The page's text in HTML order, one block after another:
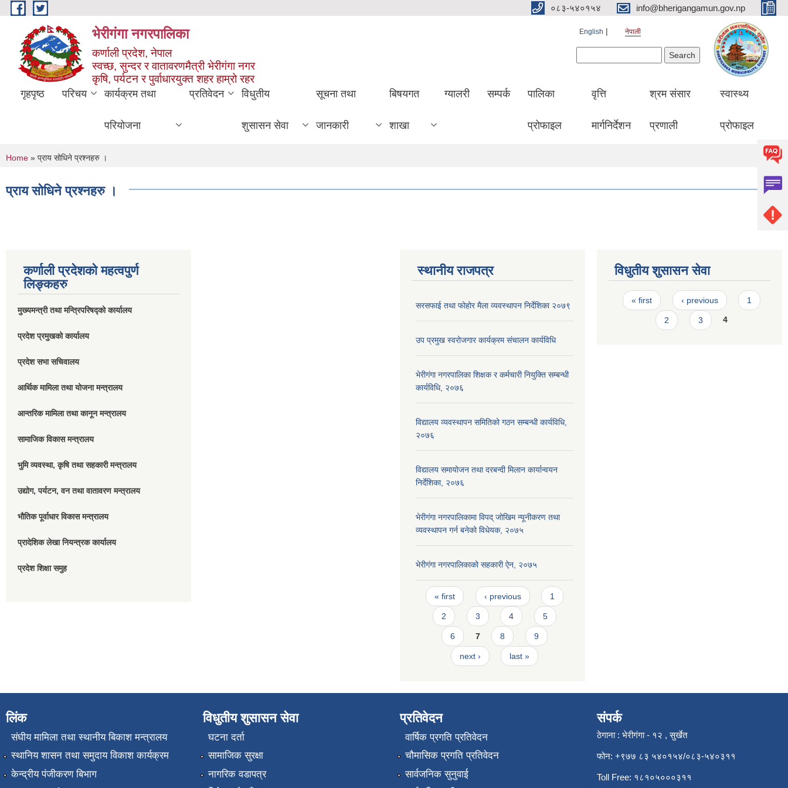
Skip to main content ०८३-५४०१५४ info@bherigangamun.gov.np
भेरीगंगा नगरपालिका
कर्णाली प्रदेश, नेपाल
स्वच्छ, सुन्दर र वातावरणमैत्री भेरीगंगा नगर
कृषि, पर्यटन र पुर्वाधारयुक्त शहर हाम्रो रहर
English नेपाली
गृहपृष्ठ परिचय कार्यक्रम तथा
परियोजना
प्रतिवेदन विधुतीय
शुसासन सेवा
सूचना तथा
जानकारी
बिषयगत
शाखा
ग्यालरी सम्पर्क पालिका
प्रोफाइल
वृत्ति
मार्गनिर्देशन
श्रम संसार
प्रणाली
स्वास्थ्य
प्रोफाइल
You are here
Home » प्राय सोधिने प्रश्नहरु ।
प्राय सोधिने प्रश्नहरु ।
कर्णाली प्रदेशको महत्वपुर्ण
लिङ्कहरु
मुख्यमन्त्री तथा मन्त्रिपरिषद्को कार्यालय
प्रदेश प्रमुखको कार्यालय
प्रदेश सभा सचिवालय
आर्थिक मामिला तथा योजना मन्त्रालय
आन्तरिक मामिला तथा कानून मन्त्रालय
सामाजिक विकास मन्त्रालय
भुमि व्यवस्था, कृषि तथा सहकारी मन्त्रालय
उद्योग, पर्यटन, वन तथा वातावरण मन्त्रालय
भौतिक पूर्वाधार विकास मन्त्रालय
प्रादेशिक लेखा नियन्त्रक कार्यालय
प्रदेश शिक्षा समुह
स्थानीय राजपत्र
सरसफाई तथा फोहोर मैला व्यवस्थापन निर्देशिका २०७९
उप प्रमुख स्वरोजगार कार्यक्रम संचालन कार्यविधि
भेरीगंगा नगरपालिका शिक्षक र कर्मचारी नियुक्ति सम्बन्धी
कार्यविधि, २०७६
विद्यालय व्यवस्थापन समितिको गठन सम्बन्धी कार्यविधि,
२०७६
विद्यालय समायोजन तथा दरबन्दी मिलान कार्यान्वयन
निर्देशिका, २०७६
भेरीगंगा नगरपालिकामा विपद् जोखिम न्यूनीकरण तथा
व्यवस्थापन गर्न बनेको विधेयक, २०७५
भेरीगंगा नगरपालिकाको सहकारी ऐन, २०७५
Pages
« first ‹ previous 1
2 3 4 5
6 7 8 9
next › last »
विधुतीय शुसासन सेवा
Pages
« first ‹ previous 1
2 3 4
लिंक
संघीय मामिला तथा स्थानीय बिकाश मन्त्रालय
स्थानिय शासन तथा समुदाय विकाश कार्यक्रम
केन्द्रीय पंजीकरण बिभाग
विधुतीय शुसासन सेवा
घटना दर्ता
सामाजिक सुरक्षा
नागरिक वडापत्र
प्रतिवेदन
वार्षिक प्रगति प्रतिवेदन
चौमासिक प्रगति प्रतिवेदन
सार्वजनिक सुनुवाई
संपर्क
ठेगाना : भेरीगंगा - १२ , सुर्खेत
फोन: +९७७ ८३ ५४०१५४/०८३-५४०३११
Toll Free: १८१०५०००३११